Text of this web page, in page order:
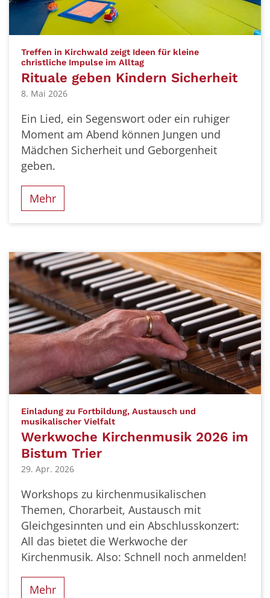
Treffen in Kirchwald zeigt Ideen für kleine
christliche Impulse im Alltag
Rituale geben Kindern Sicherheit
8. Mai 2026
Ein Lied, ein Segenswort oder ein ruhiger
Moment am Abend können Jungen und
Mädchen Sicherheit und Geborgenheit
geben.
Mehr
Einladung zu Fortbildung, Austausch und
musikalischer Vielfalt:
Werkwoche Kirchenmusik 2026 im
Bistum Trier
29. Apr. 2026
Workshops zu kirchenmusikalischen
Themen, Chorarbeit, Austausch mit
Gleichgesinnten und ein Abschlusskonzert:
All das bietet die Werkwoche der
Kirchenmusik. Also: Schnell noch anmelden!
Mehr